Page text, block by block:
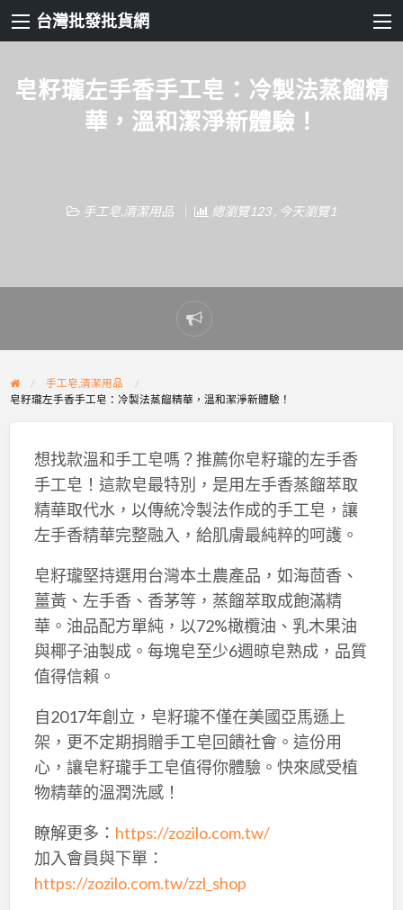
台灣批發批貨網
皂籽瓏左手香手工皂：冷製法蒸餾精
華，溫和潔淨新體驗！
手工皂,清潔用品 總瀏覽123 , 今天瀏覽1
Report
problem
手工皂,清潔用品
皂籽瓏左手香手工皂：冷製法蒸餾精華，溫和潔淨新體驗！
想找款溫和手工皂嗎？推薦你皂籽瓏的左手香
手工皂！這款皂最特別，是用左手香蒸餾萃取
精華取代水，以傳統冷製法作成的手工皂，讓
左手香精華完整融入，給肌膚最純粹的呵護。
皂籽瓏堅持選用台灣本土農產品，如海茴香、
薑黃、左手香、香茅等，蒸餾萃取成飽滿精
華。油品配方單純，以72%橄欖油、乳木果油
與椰子油製成。每塊皂至少6週晾皂熟成，品質
值得信賴。
自2017年創立，皂籽瓏不僅在美國亞馬遜上
架，更不定期捐贈手工皂回饋社會。這份用
心，讓皂籽瓏手工皂值得你體驗。快來感受植
物精華的溫潤洗感！
瞭解更多： https://zozilo.com.tw/
加入會員與下單：
https://zozilo.com.tw/zzl_shop